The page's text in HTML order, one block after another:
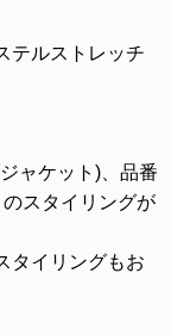
テルストレッチ
ャケット)、品番
スタイリングが
タイリングもお